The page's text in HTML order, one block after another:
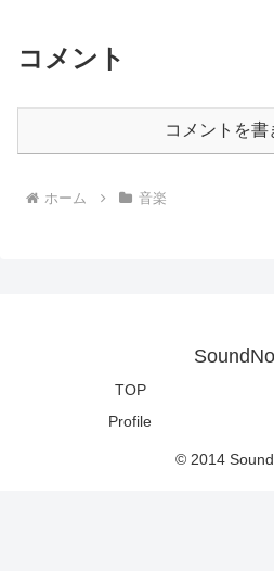
コメント
コメントを書
ホーム 音楽
TOP
Profile
© 2014